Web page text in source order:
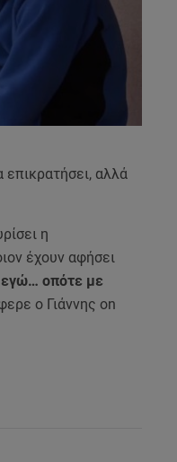
επικρατήσει, αλλά
η
έχουν αφήσει
εγώ… οπότε με
ο Γιάννης on